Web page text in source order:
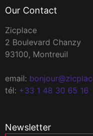
Our Contact
Zicplace
2 Boulevard Chanzy
93100, Montreuil
email:
tél: +33 1 48 30 65 16
Newsletter